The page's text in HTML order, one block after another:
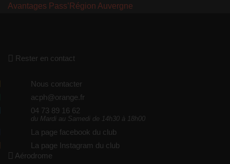
Avantages Pass’Région Auvergne
Rester en contact
Nous contacter
acph@orange.fr
04 73 89 16 62
du Mardi au Samedi de 14h30 à 18h00
La page facebook du club
La page Instagram du club
Aérodrome